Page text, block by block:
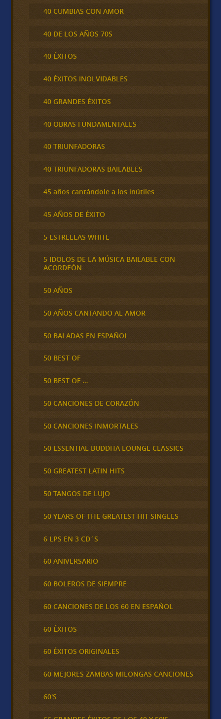
40 CUMBIAS CON AMOR
40 DE LOS AÑOS 70S
40 ÉXITOS
40 ÉXITOS INOLVIDABLES
40 GRANDES ÉXITOS
40 OBRAS FUNDAMENTALES
40 TRIUNFADORAS
40 TRIUNFADORAS BAILABLES
45 años cantándole a los inútiles
45 AÑOS DE ÉXITO
5 ESTRELLAS WHITE
5 IDOLOS DE LA MÚSICA BAILABLE CON
ACORDEÓN
50 AÑOS
50 AÑOS CANTANDO AL AMOR
50 BALADAS EN ESPAÑOL
50 BEST OF
50 BEST OF …
50 CANCIONES DE CORAZÓN
50 CANCIONES INMORTALES
50 ESSENTIAL BUDDHA LOUNGE CLASSICS
50 GREATEST LATIN HITS
50 TANGOS DE LUJO
50 YEARS OF THE GREATEST HIT SINGLES
6 LPS EN 3 CD´S
60 ANIVERSARIO
60 BOLEROS DE SIEMPRE
60 CANCIONES DE LOS 60 EN ESPAÑOL
60 ÉXITOS
60 ÉXITOS ORIGINALES
60 MEJORES ZAMBAS MILONGAS CANCIONES
60'S